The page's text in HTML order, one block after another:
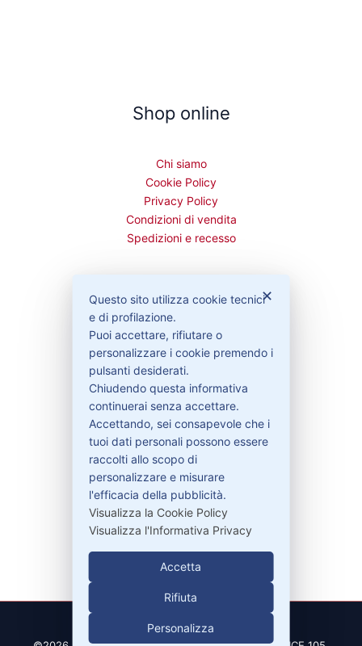
Shop online
Chi siamo
Cookie Policy
Privacy Policy
Condizioni di vendita
Spedizioni e recesso
Bisogno di aiuto?
Contattaci
Garanzie
Contatti
329-30.78.513
info@pitdriver.com
✕
Questo sito utilizza cookie tecnici
e di profilazione.
Puoi accettare, rifiutare o
personalizzare i cookie premendo i
pulsanti desiderati.
Chiudendo questa informativa
continuerai senza accettare.
Accettando, sei consapevole che i
tuoi dati personali possono essere
raccolti allo scopo di
personalizzare e misurare
l'efficacia della pubblicità.
Visualizza la Cookie Policy
Visualizza l'Informativa Privacy
Accetta
Rifiuta
Personalizza